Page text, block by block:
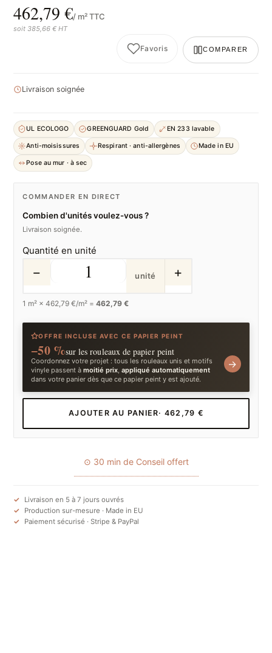
462,79 €/ m² TTC
soit 385,66 € HT
Favoris COMPARER
Livraison soignée
UL ECOLOGO GREENGUARD Gold EN 233 lavable
Anti-moisissures Respirant · anti-allergènes Made in EU
Pose au mur · à sec
COMMANDER EN DIRECT
Combien d'unités voulez-vous ?
Livraison soignée.
Quantité en unité
− unité +
1 m² ×462,79 €/m² =462,79 €
OFFRE INCLUSE AVEC CE PAPIER PEINT
−50 %sur les rouleaux de papier peint
Coordonnez votre projet : tous les rouleaux unis et motifs
vinyle passent àmoitié prix,appliqué automatiquement
dans votre panier dès que ce papier peint y est ajouté.
→
AJOUTER AU PANIER· 462,79 €
⊙ 30 min de Conseil offert
Livraison en 5 à 7 jours ouvrés
Production sur-mesure · Made in EU
Paiement sécurisé · Stripe & PayPal